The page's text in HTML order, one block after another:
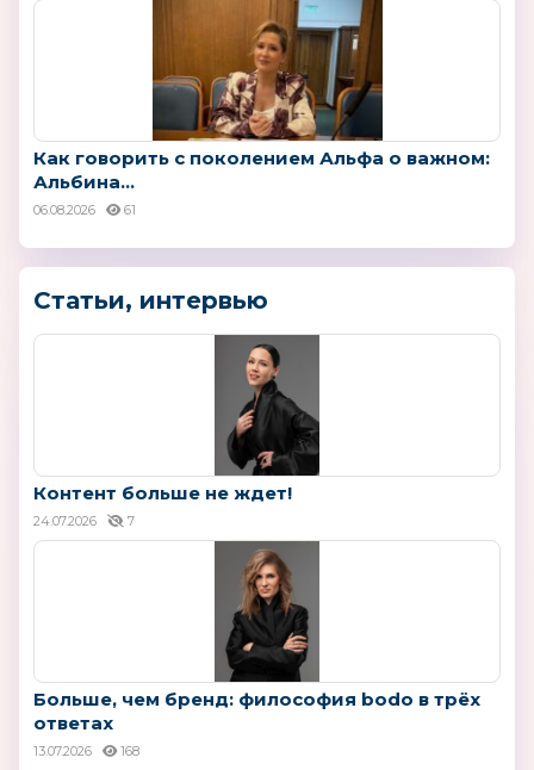
Как говорить с поколением Альфа о важном:
Альбина...
06.08.2026 61
Статьи, интервью
Контент больше не ждет!
24.07.2026 7
Больше, чем бренд: философия bodo в трёх
ответах
13.07.2026 168